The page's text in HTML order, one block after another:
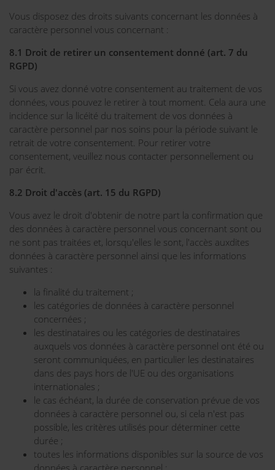
Vous disposez des droits suivants concernant les données à
caractère personnel vous concernant :
8.1 Droit de retirer un consentement donné (art. 7 du
RGPD)
Si vous avez donné votre consentement au traitement de vos
données, vous pouvez le retirer à tout moment. Cela aura une
incidence sur la licéité du traitement de vos données à
caractère personnel par nos soins pour la période suivant le
retrait de votre consentement. Pour retirer votre
consentement, veuillez nous contacter personnellement ou
par écrit.
8.2 Droit d'accès (art. 15 du RGPD)
Vous avez le droit d'obtenir de notre part la confirmation que
des données à caractère personnel vous concernant sont ou
ne sont pas traitées et, lorsqu'elles le sont, l'accès auxdites
données à caractère personnel ainsi que les informations
suivantes :
la finalité du traitement ;
les catégories de données à caractère personnel
concernées ;
les destinataires ou les catégories de destinataires
auxquels vos données à caractère personnel ont été ou
seront communiquées, en particulier les destinataires
dans des pays hors de l'UE ou des organisations
internationales ;
le cas échéant, la durée de conservation prévue de vos
données à caractère personnel ou, si cela n'est pas
possible, les critères utilisés pour déterminer cette
durée ;
toutes les informations disponibles sur la source de vos
données à caractère personnel ;